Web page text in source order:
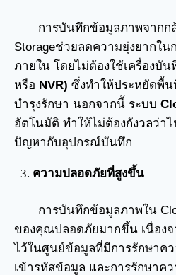
การบันทึกข้อมูลภาพจากก
Storageช่วยลดความยุ่งยากใ
ภายใน โดยไม่ต้องใช้เครื่องบั
หรือ NVR) ซึ่งทำให้ประหยัดพื้
บำรุงรักษา นอกจากนี้ ระบบ
อัตโนมัติ ทำให้ไม่ต้องกังวลว่า
ปัญหากับอุปกรณ์บันทึก
ความปลอดภัยที่สูงขึ้น
การบันทึกข้อมูลภาพใน
ของคุณปลอดภัยมากขึ้น เนื่องจ
ไว้ในศูนย์ข้อมูลที่มีการรักษาค
เข้ารหัสข้อมูล และการรักษาค